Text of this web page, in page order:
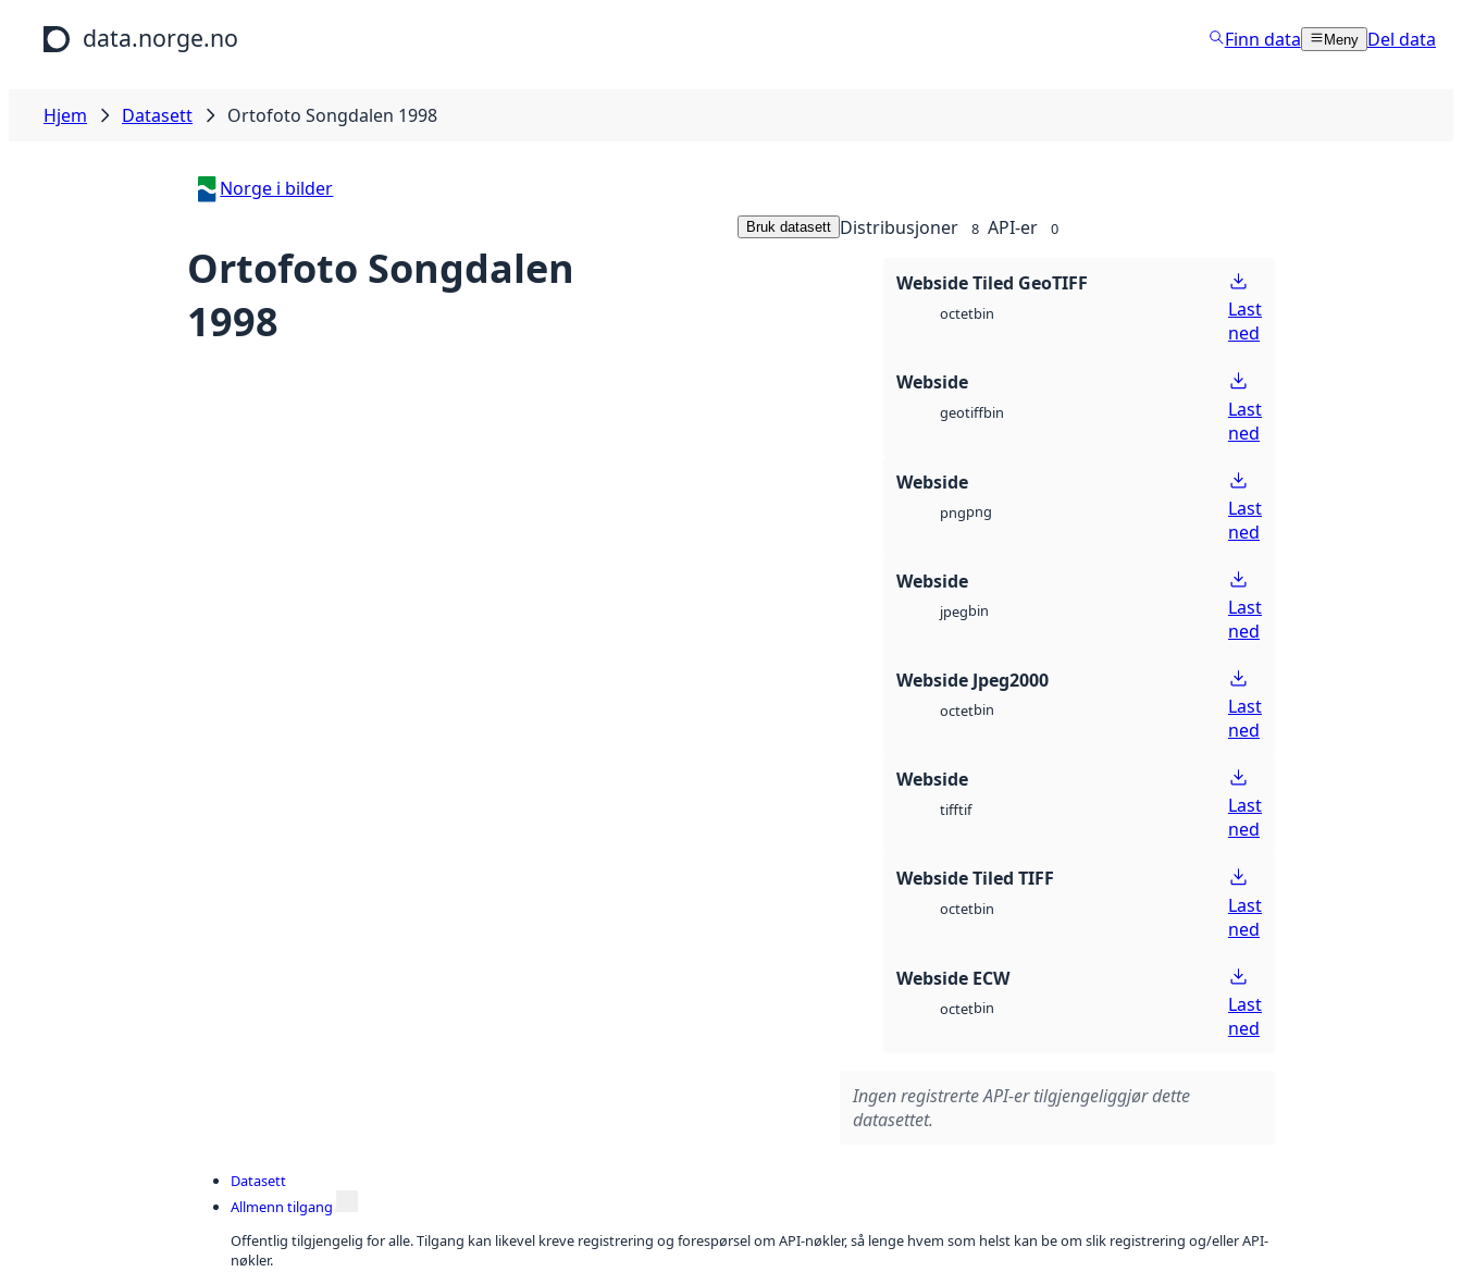
Hopp til hovedinnhold
data.norge.no Finn data Meny Del data
Hjem Datasett Ortofoto Songdalen 1998
Norge i bilder
Ortofoto Songdalen
1998
Bruk datasett Distribusjoner 8 API-er 0
Webside Tiled GeoTIFF
octetbin
Last
ned
Webside
geotiffbin
Last
ned
Webside
pngpng
Last
ned
Webside
jpegbin
Last
ned
Webside Jpeg2000
octetbin
Last
ned
Webside
tifftif
Last
ned
Webside Tiled TIFF
octetbin
Last
ned
Webside ECW
octetbin
Last
ned
Ingen registrerte API-er tilgjengeliggjør dette
datasettet.
Datasett
Allmenn tilgang
Offentlig tilgjengelig for alle. Tilgang kan likevel kreve registrering og forespørsel om API-nøkler, så lenge hvem som helst kan be om slik registrering og/eller API-
nøkler.